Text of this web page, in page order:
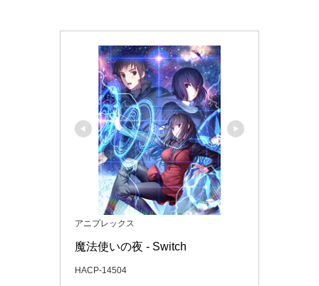
アニプレックス
魔法使いの夜 - Switch
HACP-14504